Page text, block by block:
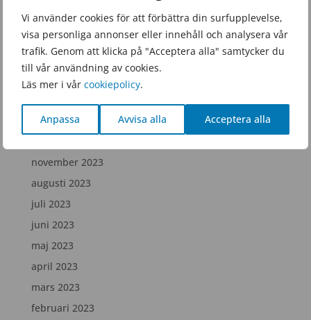
Vi använder cookies för att förbättra din surfupplevelse,
visa personliga annonser eller innehåll och analysera vår
trafik. Genom att klicka på "Acceptera alla" samtycker du
till vår användning av cookies.
Läs mer i vår cookiepolicy.
Anpassa Avvisa alla Acceptera alla
juni 2025
februari 2025
december 2024
juli 2024
februari 2024
november 2023
augusti 2023
juli 2023
juni 2023
maj 2023
april 2023
mars 2023
februari 2023